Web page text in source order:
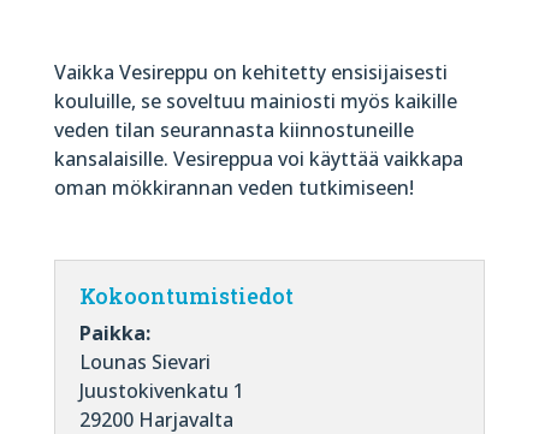
Vaikka Vesireppu on kehitetty ensisijaisesti
kouluille, se soveltuu mainiosti myös kaikille
veden tilan seurannasta kiinnostuneille
kansalaisille. Vesireppua voi käyttää vaikkapa
oman mökkirannan veden tutkimiseen!
Kokoontumistiedot
Paikka:
Lounas Sievari
Juustokivenkatu 1
29200 Harjavalta